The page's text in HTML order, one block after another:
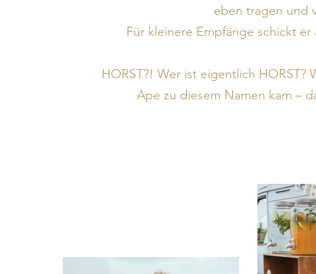
eben tragen und
Für kleinere Empfänge schickt
HORST?! Wer ist eigentlich
Ape zu diesem Namen kam –